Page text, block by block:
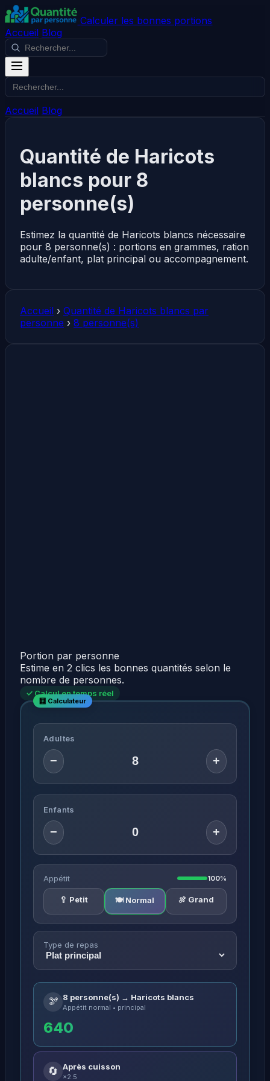
Calculer les bonnes portions
Accueil Blog
Accueil Blog
Quantité de Haricots
blancs pour 8
personne(s)
Estimez la quantité de Haricots blancs nécessaire
pour 8 personne(s) : portions en grammes, ration
adulte/enfant, plat principal ou accompagnement.
Accueil › Quantité de Haricots blancs par
personne › 8 personne(s)
Portion par personne
Estime en 2 clics les bonnes quantités selon le
nombre de personnes.
✓ Calcul en temps réel
Adultes
− +
Enfants
− +
Appétit 100%
🥄 Petit 🍽️ Normal 🍖 Grand
Type de repas
🫘 8 personne(s) → Haricots blancs
Appétit normal • principal
640
🔄 Après cuisson
×2.5